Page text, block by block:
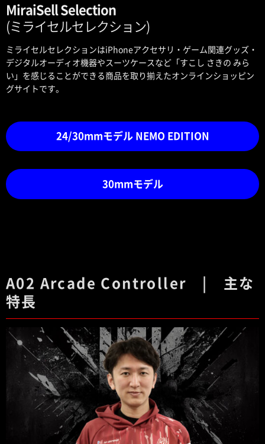
MiraiSell Selection
(ミライセルセレクション)
ミライセルセレクションはiPhoneアクセサリ・ゲーム関連グッズ・
デジタルオーディオ機器やスーツケースなど「すこし さきの みら
い」を感じることができる商品を取り揃えたオンラインショッピン
グサイトです。
24/30mmモデル NEMO EDITION
30mmモデル
A02 Arcade Controller | 主な
特長